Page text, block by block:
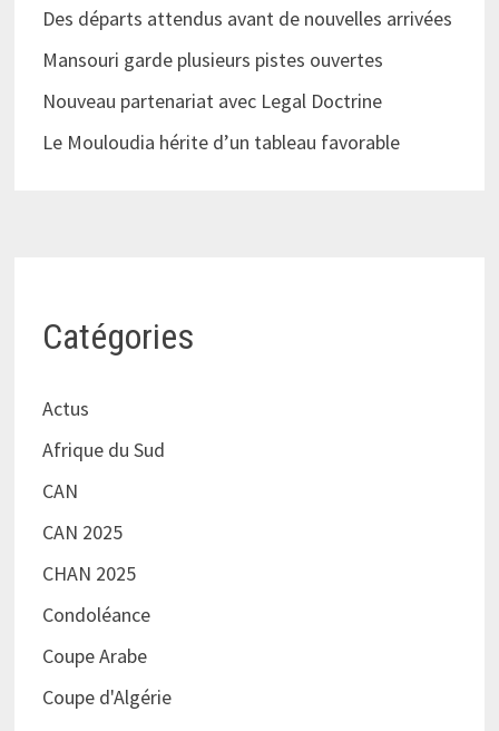
Des départs attendus avant de nouvelles arrivées
Mansouri garde plusieurs pistes ouvertes
Nouveau partenariat avec Legal Doctrine
Le Mouloudia hérite d’un tableau favorable
Catégories
Actus
Afrique du Sud
CAN
CAN 2025
CHAN 2025
Condoléance
Coupe Arabe
Coupe d'Algérie